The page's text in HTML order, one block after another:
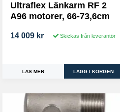
Ultraflex Länkarm RF 2
A96 motorer, 66-73,6cm
14 009 kr Skickas från leverantör
LÄS MER